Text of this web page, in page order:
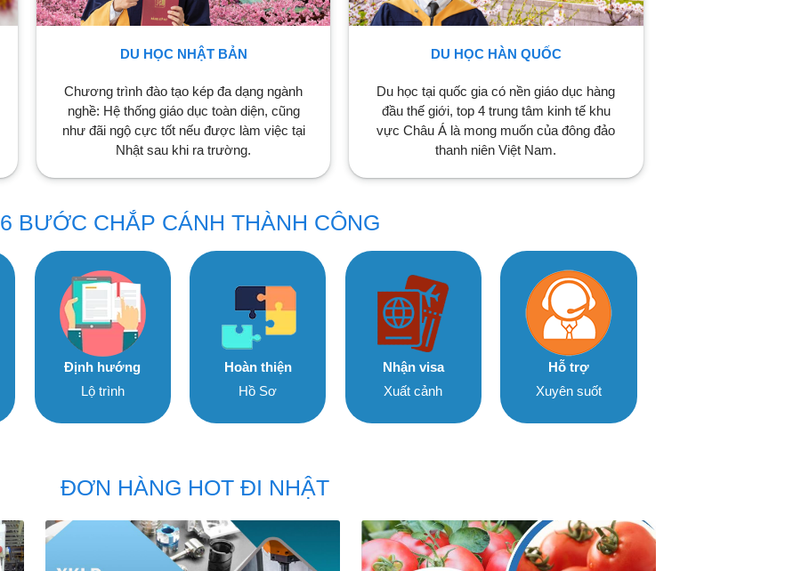
DU HỌC NHẬT BẢN
Chương trình đào tạo kép đa dạng ngành
nghề: Hệ thống giáo dục toàn diện, cũng
như đãi ngộ cực tốt nếu được làm việc tại
Nhật sau khi ra trường.
DU HỌC HÀN QUỐC
Du học tại quốc gia có nền giáo dục hàng
đầu thế giới, top 4 trung tâm kinh tế khu
vực Châu Á là mong muốn của đông đảo
thanh niên Việt Nam.
6 BƯỚC CHẮP CÁNH THÀNH CÔNG
Định hướng
Lộ trình
Hoàn thiện
Hồ Sơ
Nhận visa
Xuất cảnh
Hỗ trợ
Xuyên suốt
ĐƠN HÀNG HOT ĐI NHẬT